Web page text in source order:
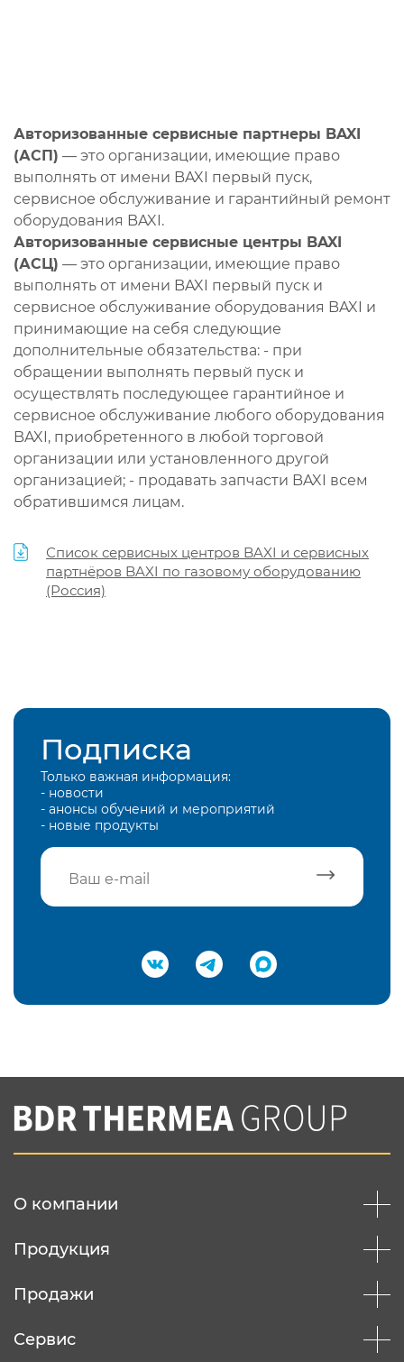
Авторизованные сервисные партнеры BAXI
(АСП) — это организации, имеющие право
выполнять от имени BAXI первый пуск,
сервисное обслуживание и гарантийный ремонт
оборудования BAXI.
Авторизованные сервисные центры BAXI
(АСЦ) — это организации, имеющие право
выполнять от имени BAXI первый пуск и
сервисное обслуживание оборудования BAXI и
принимающие на себя следующие
дополнительные обязательства: - при
обращении выполнять первый пуск и
осуществлять последующее гарантийное и
сервисное обслуживание любого оборудования
BAXI, приобретенного в любой торговой
организации или установленного другой
организацией; - продавать запчасти BAXI всем
обратившимся лицам.
Список сервисных центров BAXI и сервисных
партнёров BAXI по газовому оборудованию
(Россия)
Подписка
Только важная информация:
- новости
- анонсы обучений и мероприятий
- новые продукты
Подтвердить e-mail
Вы соглашаетесь с нашей политикой
конфеденциальности
О компании
Продукция
Продажи
Сервис